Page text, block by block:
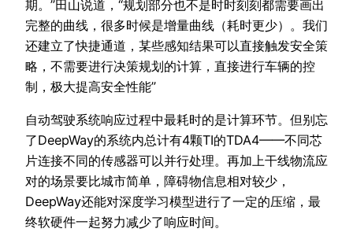
期。”田山说道，“规划部分也不是时时刻刻都需要画出
完整的曲线，很多时候是增量曲线（耗时更少）。我们
还建立了快捷通道，某些感知结果可以直接触发安全策
略，不需要进行决策规划的计算，直接进行车辆的控
制，极大提高安全性能”
自动驾驶系统响应过程中最耗时的是计算环节。但别忘
了DeepWay的系统内总计有4颗TI的TDA4——不同芯
片连接不同的传感器可以并行处理。再加上干线物流应
对的场景要比城市简单，障碍物信息相对较少，
DeepWay还能对深度学习模型进行了一定的压缩，最
终软硬件一起努力减少了响应时间。